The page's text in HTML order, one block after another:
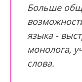
Больше
языка -
монолога,
слова.